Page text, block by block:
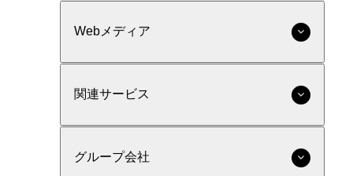
Webメディア
関連サービス
グループ会社